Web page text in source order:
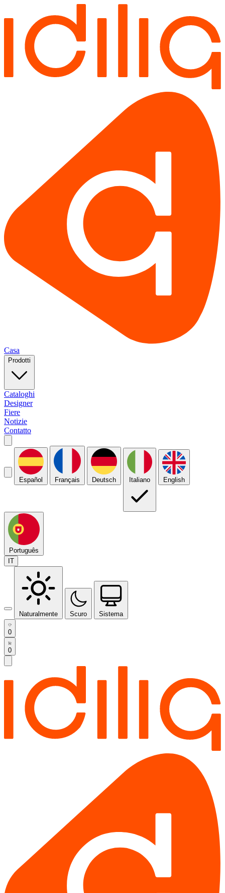
Casa
Prodotti
Cataloghi
Designer
Fiere
Notizie
Contatto
Español Français Deutsch Italiano English
Português
IT
Naturalmente Scuro Sistema
0
0